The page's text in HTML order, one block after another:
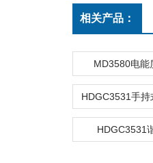
相关产品：
MD3580电能
HDGC3531